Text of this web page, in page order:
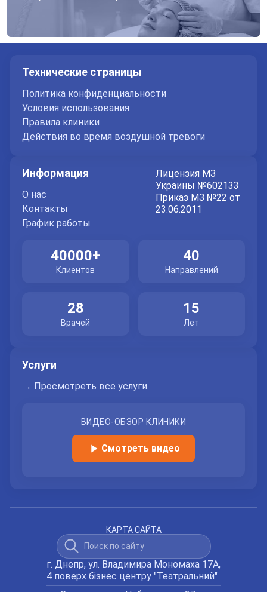
Технические страницы
Политика конфиденциальности
Условия использования
Правила клиники
Действия во время воздушной тревоги
Информация
О нас
Контакты
График работы
Лицензия МЗ
Украины №602133
Приказ МЗ №22 от
23.06.2011
40000+
Клиентов
40
Направлений
28
Врачей
15
Лет
Услуги
→ Просмотреть все услуги
ВИДЕО-ОБЗОР КЛИНИКИ
Смотреть видео
КАРТА САЙТА
г. Днепр, ул. Владимира Мономаха 17А,
4 поверх бізнес центру "Театральний"